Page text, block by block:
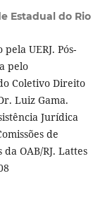
Estadual do Rio
UERJ. Pós-
pelo
Coletivo Direito
Luiz Gama.
Jurídica
de
OAB/RJ. Lattes